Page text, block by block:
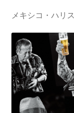
メキシコ・ハリ